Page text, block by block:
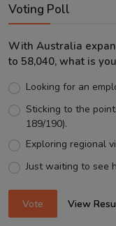
Voting Poll
With Australia
to 58,040, what is
Looking for an
Sticking to the
189/190).
Exploring regional
Just waiting to see
Vote View